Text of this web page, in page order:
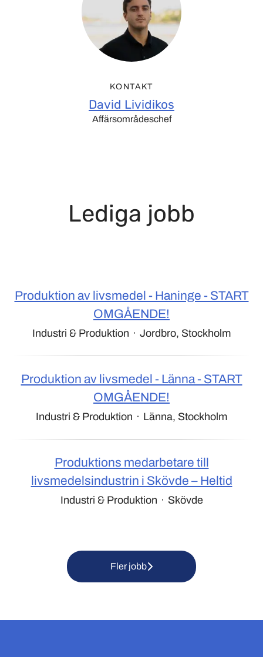
KONTAKT
David Lividikos
Affärsområdeschef
Lediga jobb
Produktion av livsmedel - Haninge - START
OMGÅENDE!
Industri & Produktion · Jordbro, Stockholm
Produktion av livsmedel - Länna - START
OMGÅENDE!
Industri & Produktion · Länna, Stockholm
Produktions medarbetare till
livsmedelsindustrin i Skövde – Heltid
Industri & Produktion · Skövde
Fler jobb